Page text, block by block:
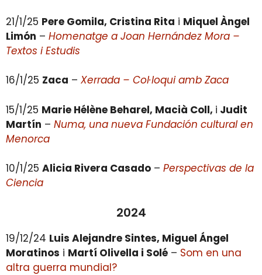
21/1/25 Pere Gomila, Cristina Rita i Miquel Àngel
Limón – Homenatge a Joan Hernández Mora –
Textos i Estudis
16/1/25 Zaca – Xerrada – Col·loqui amb Zaca
15/1/25 Marie Hélène Beharel, Macià Coll, i Judit
Martín – Numa, una nueva Fundación cultural en
Menorca
10/1/25 Alicia Rivera Casado – Perspectivas de la
Ciencia
2024
19/12/24 Luis Alejandre Sintes, Miguel Ángel
Moratinos i Martí Olivella i Solé – Som en una
altra guerra mundial?